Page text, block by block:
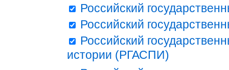
Российский
Российский
Российский
истории (РГАСПИ)